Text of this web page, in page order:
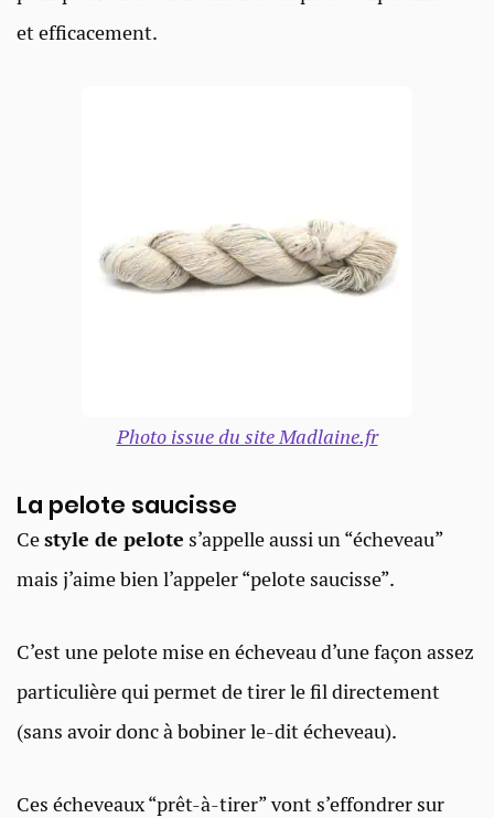
et efficacement.
Photo issue du site Madlaine.fr
La pelote saucisse​
Cestyle de pelote s’appelle aussi un “écheveau”
mais j’aime bien l’appeler “pelote saucisse”.
C’est une pelote mise en écheveau d’une façon assez
particulière qui permet de tirer le fil directement
(sans avoir donc à bobiner le-dit écheveau).
Ces écheveaux “prêt-à-tirer” vont s’effondrer sur